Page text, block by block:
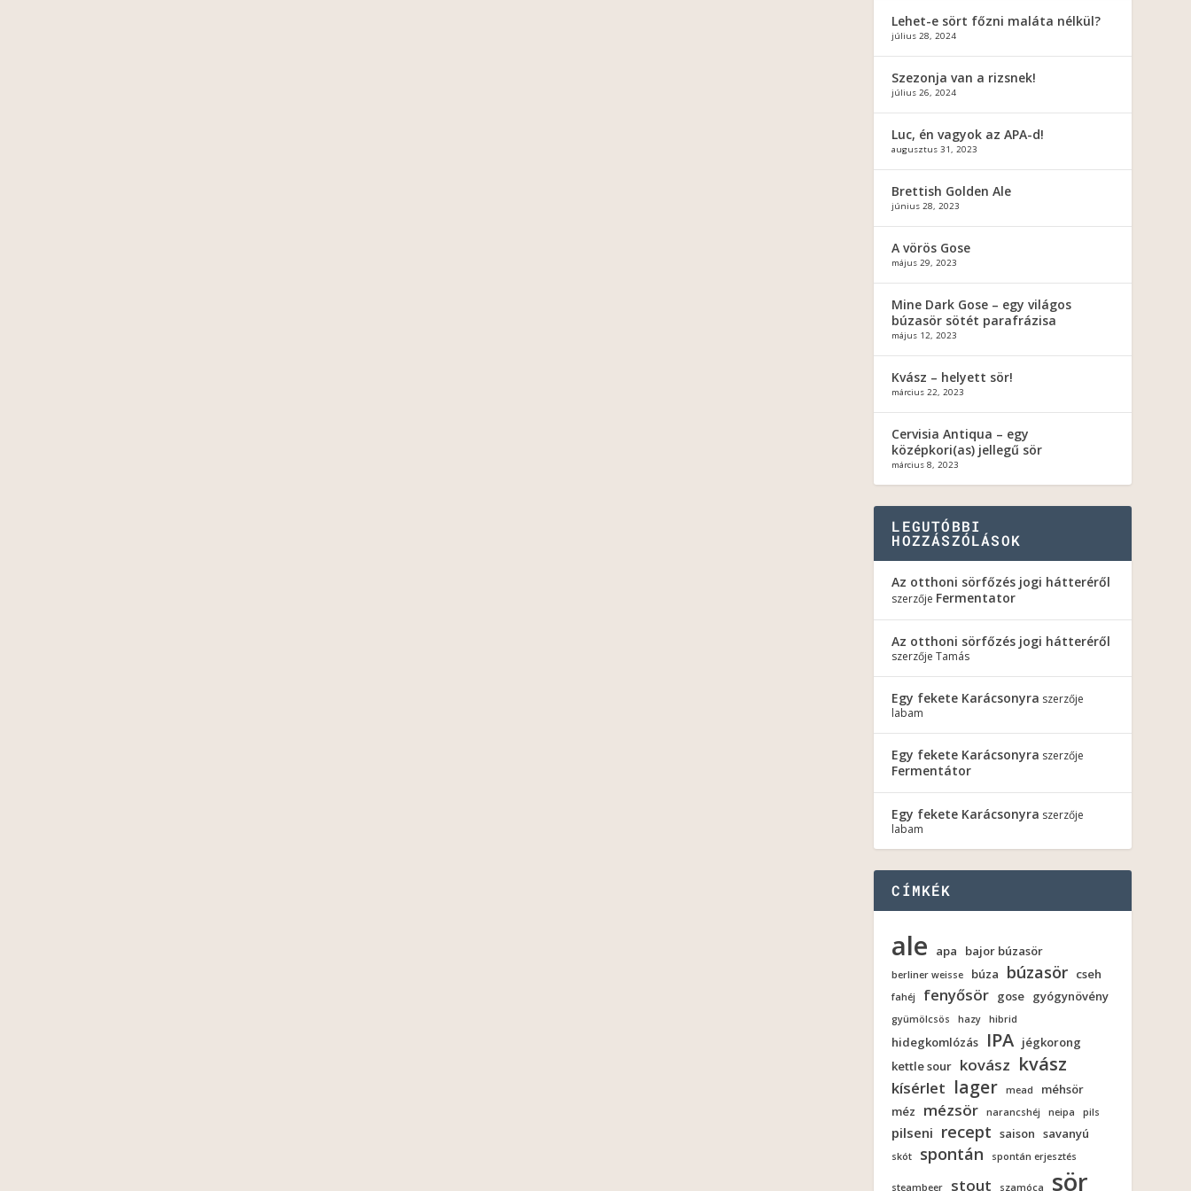
Lehet-e sört főzni maláta nélkül?
július 28, 2024
Szezonja van a rizsnek!
július 26, 2024
Luc, én vagyok az APA-d!
augusztus 31, 2023
Brettish Golden Ale
június 28, 2023
A vörös Gose
május 29, 2023
Mine Dark Gose – egy világos
búzasör sötét parafrázisa
május 12, 2023
Kvász – helyett sör!
március 22, 2023
Cervisia Antiqua – egy
középkori(as) jellegű sör
március 8, 2023
LEGUTÓBBI
HOZZÁSZÓLÁSOK
Az otthoni sörfőzés jogi hátteréről
szerzője Fermentator
Az otthoni sörfőzés jogi hátteréről
szerzőjeTamás
Egy fekete Karácsonyra szerzője
labam
Egy fekete Karácsonyra szerzője
Fermentátor
Egy fekete Karácsonyra szerzője
labam
CÍMKÉK
ale apa bajor búzasör
berliner weisse búza búzasör cseh
fahéj fenyősör gose gyógynövény
gyümölcsös hazy hibrid
hidegkomlózás IPA jégkorong
kettle sour kovász kvász
kísérlet lager mead
méhsör
méz
mézsör narancshéj neipa pils
pilseni recept saison savanyú
skót spontán spontán erjesztés
steambeer stout szamóca sör